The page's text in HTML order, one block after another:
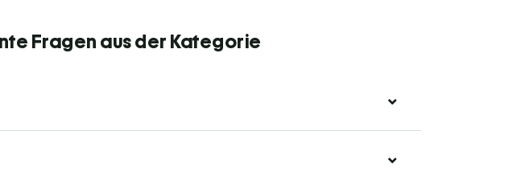
Fragen aus der Kategorie